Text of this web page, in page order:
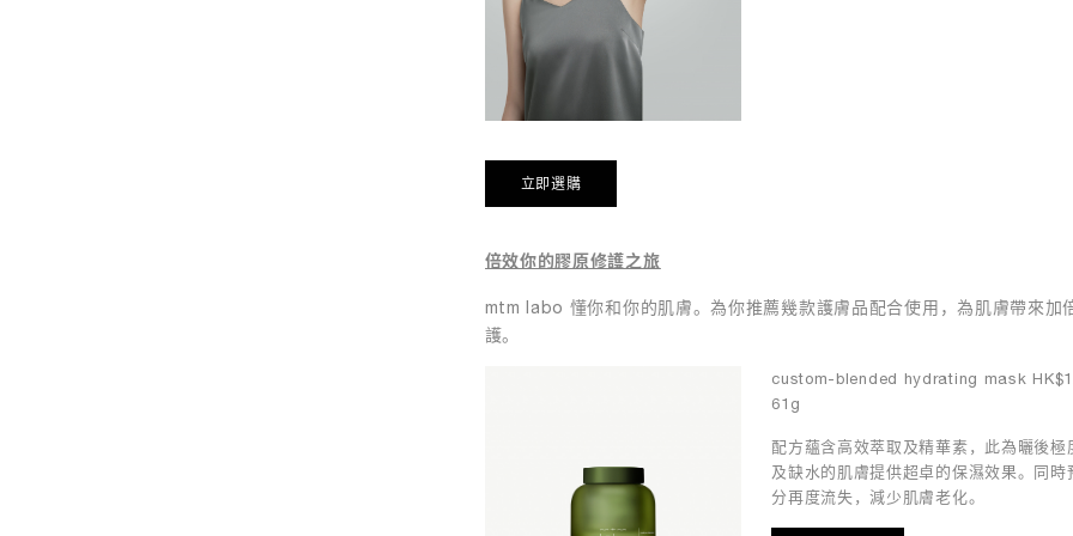
立即選購
倍效你的膠原修護之旅
mtm labo 懂你和你的肌膚。為你推薦幾款護膚品配合使用，為肌膚帶來加
護。
custom-blended hydrating mask
61g
配方蘊含高效萃取及精華素，此為曬後極
及缺水的肌膚提供超卓的保濕效果。同時
分再度流失，減少肌膚老化。